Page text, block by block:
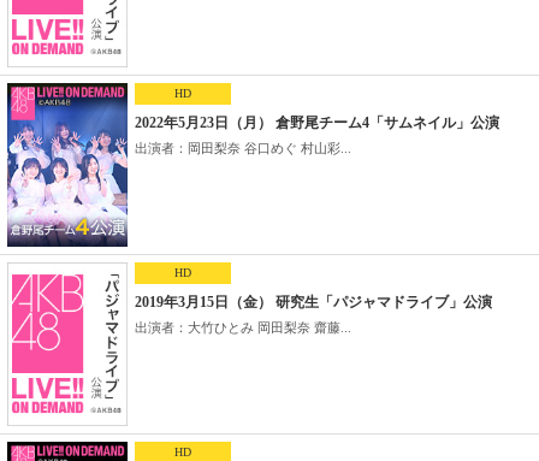
HD
2022年5月23日（月） 倉野尾チーム4「サムネイル」公演
出演者：岡田梨奈 谷口めぐ 村山彩...
HD
2019年3月15日（金） 研究生「パジャマドライブ」公演
出演者：大竹ひとみ 岡田梨奈 齋藤...
HD